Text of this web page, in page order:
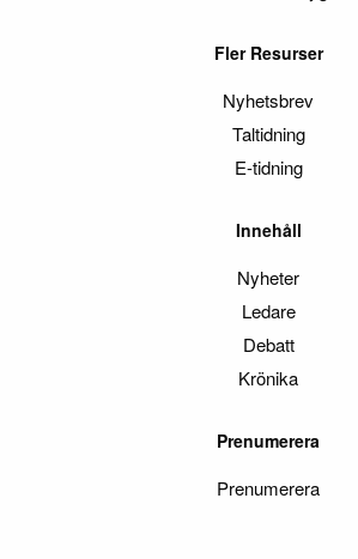
Fler Resurser
Nyhetsbrev
Taltidning
E-tidning
Innehåll
Nyheter
Ledare
Debatt
Krönika
Prenumerera
Prenumerera